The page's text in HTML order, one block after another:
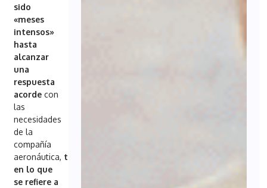
sido
«meses
intensos»
hasta
alcanzar
una
respuesta
acorde con
las
necesidades
de la
compañía
aeronáutica, tanto
en lo que
se refiere a